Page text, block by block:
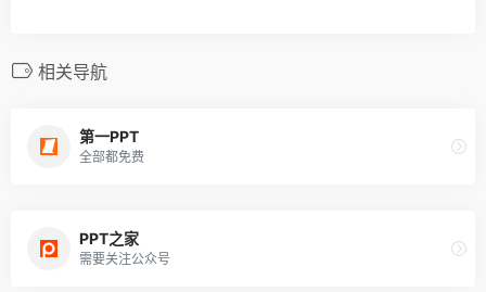
相关导航
第一PPT
全部都免费
PPT之家
需要关注公众号